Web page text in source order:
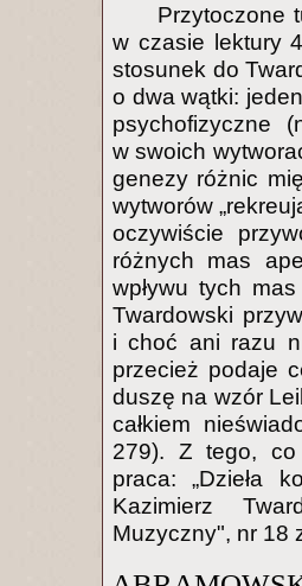
Przytoczone
w czasie lektury
stosunek do
o dwa wątki:
psychofizyczne
w swoich
genezy różnic
wytworów
oczywiście
różnych mas
wpływu tych
Twardowski
i choć ani razu
przecież podaje
duszę na wzór
całkiem
279). Z tego, co
praca: „Dzieła
Kazimierz
Muzyczny", nr 18